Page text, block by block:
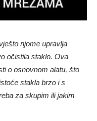
njome upravlja
očistila staklo. Ova
o osnovnom alatu, što
stakla brzo i s
za skupim ili jakim